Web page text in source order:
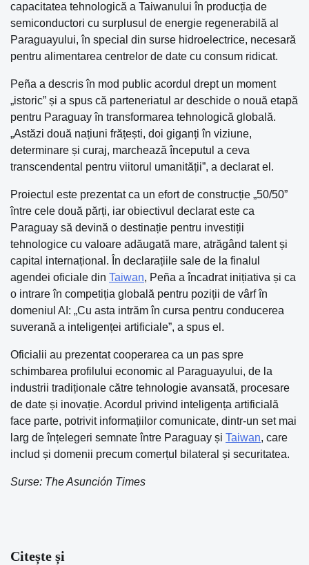
capacitatea tehnologică a Taiwanului în producția de
semiconductori cu surplusul de energie regenerabilă al
Paraguayului, în special din surse hidroelectrice, necesară
pentru alimentarea centrelor de date cu consum ridicat.
Peña a descris în mod public acordul drept un moment
„istoric” și a spus că parteneriatul ar deschide o nouă etapă
pentru Paraguay în transformarea tehnologică globală.
„Astăzi două națiuni frățești, doi giganți în viziune,
determinare și curaj, marchează începutul a ceva
transcendental pentru viitorul umanității”, a declarat el.
Proiectul este prezentat ca un efort de construcție „50/50”
între cele două părți, iar obiectivul declarat este ca
Paraguay să devină o destinație pentru investiții
tehnologice cu valoare adăugată mare, atrăgând talent și
capital internațional. În declarațiile sale de la finalul
agendei oficiale din Taiwan, Peña a încadrat inițiativa și ca
o intrare în competiția globală pentru poziții de vârf în
domeniul AI: „Cu asta intrăm în cursa pentru conducerea
suverană a inteligenței artificiale”, a spus el.
Oficialii au prezentat cooperarea ca un pas spre
schimbarea profilului economic al Paraguayului, de la
industrii tradiționale către tehnologie avansată, procesare
de date și inovație. Acordul privind inteligența artificială
face parte, potrivit informațiilor comunicate, dintr-un set mai
larg de înțelegeri semnate între Paraguay și Taiwan, care
includ și domenii precum comerțul bilateral și securitatea.
Surse: The Asunción Times
Citește și